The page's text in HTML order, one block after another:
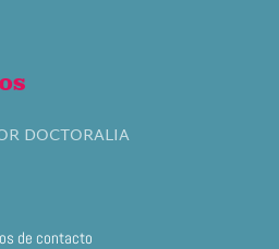
DOCTORALIA
de contacto